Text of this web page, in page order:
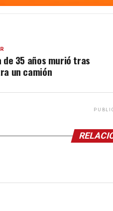
35 años murió tras
un camión